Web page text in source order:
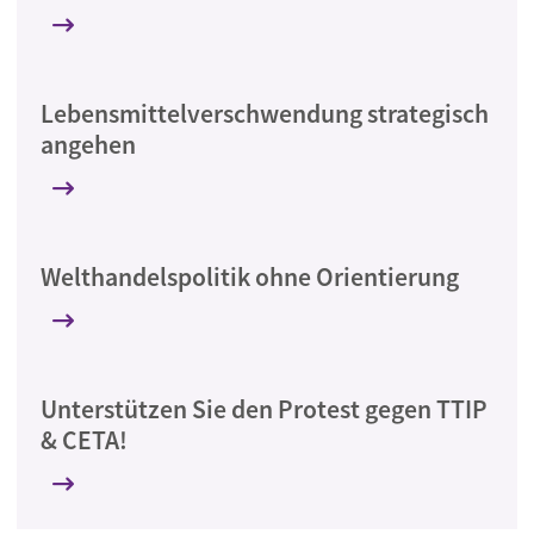
Lebensmittelverschwendung strategisch
angehen
Welthandelspolitik ohne Orientierung
Unterstützen Sie den Protest gegen TTIP
& CETA!